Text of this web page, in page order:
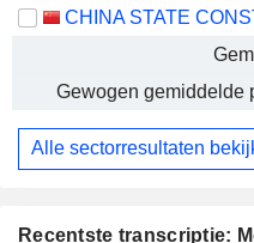
Recentste transcriptie:
Gewogen gemiddelde
Alle sectorresultaten